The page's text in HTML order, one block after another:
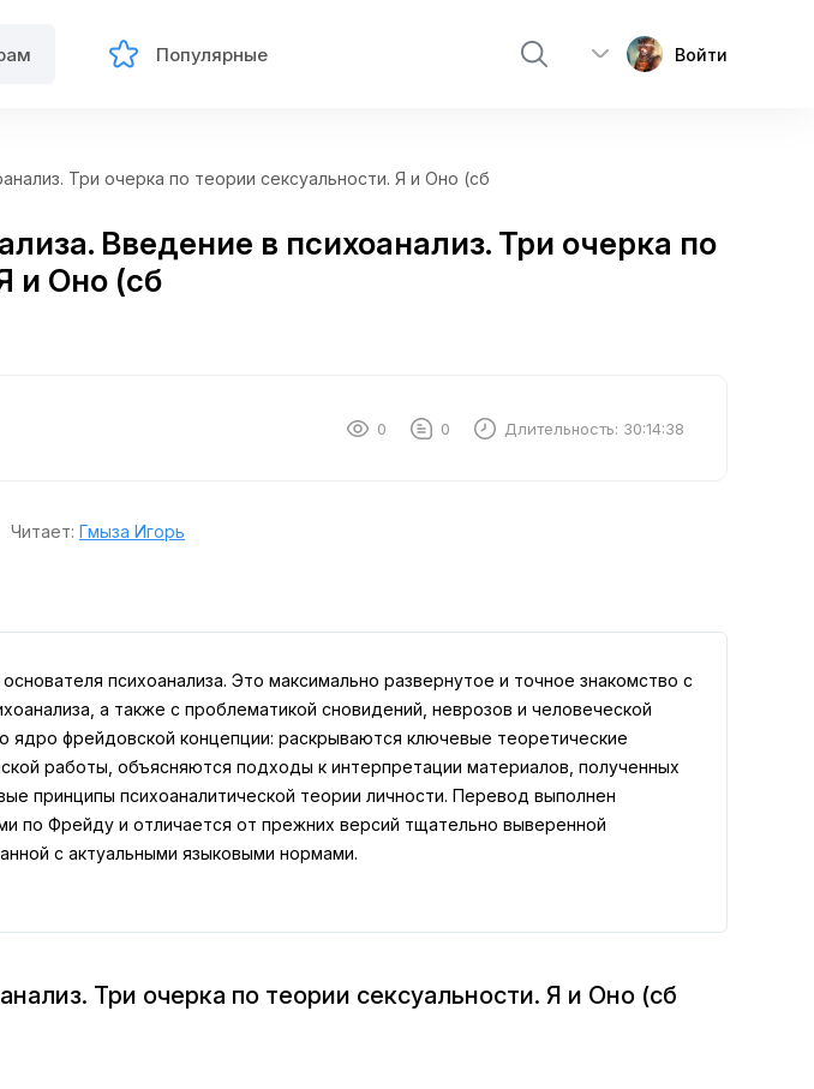
Популярные Войти
Три очерка по теории сексуальности. Я и Оно (сб
Введение в психоанализ. Три очерка по
и Оно (сб
0 0 Длительность: 30:14:38
Читает: Гмыза Игорь
психоанализа. Это максимально развернутое и точное знакомство с
а также с проблематикой сновидений, неврозов и человеческой
ядро фрейдовской концепции: раскрываются ключевые теоретические
работы, объясняются подходы к интерпретации материалов, полученных
принципы психоаналитической теории личности. Перевод выполнен
по Фрейду и отличается от прежних версий тщательно выверенной
с актуальными языковыми нормами.
Три очерка по теории сексуальности. Я и Оно (сб